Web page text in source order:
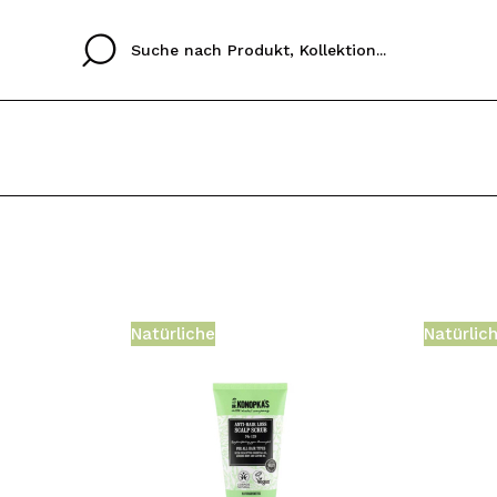
ICH
Durch die Erstellung
Einkäufe schnell
ESPAÑOL
Natürliche